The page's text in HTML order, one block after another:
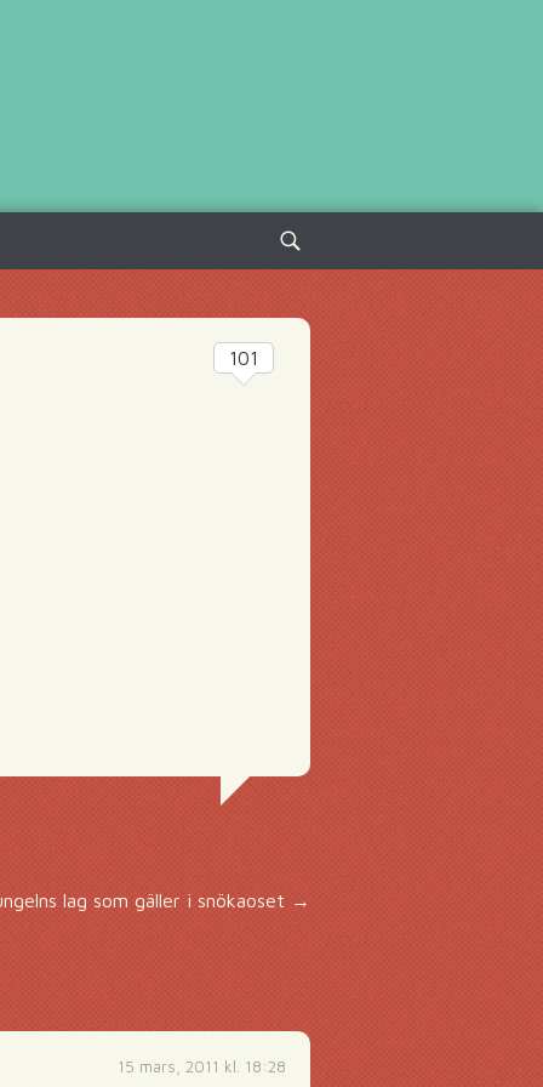
Sök
efter:
101
lag som gäller i snökaoset →
15 mars, 2011 kl. 18:28